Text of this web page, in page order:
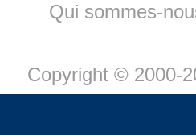
Qui sommes-
Copyright © 2000-